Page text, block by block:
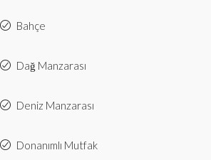
Bahçe
Dağ Manzarası
Deniz Manzarası
Donanımlı Mutfak